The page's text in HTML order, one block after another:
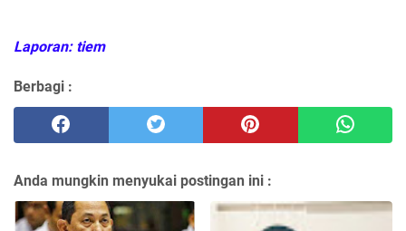
Laporan: tiem
Berbagi :
Anda mungkin menyukai postingan ini :